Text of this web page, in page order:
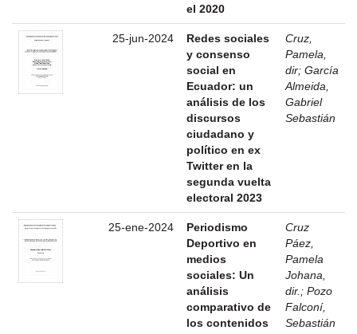
el 2020
25-jun-2024
Redes sociales
y consenso
social en
Ecuador: un
análisis de los
discursos
ciudadano y
político en ex
Twitter en la
segunda vuelta
electoral 2023
Cruz,
Pamela,
dir; García
Almeida,
Gabriel
Sebastián
25-ene-2024
Periodismo
Deportivo en
medios
sociales: Un
análisis
comparativo de
los contenidos
Cruz
Páez,
Pamela
Johana,
dir. ; Pozo
Falconí,
Sebastián